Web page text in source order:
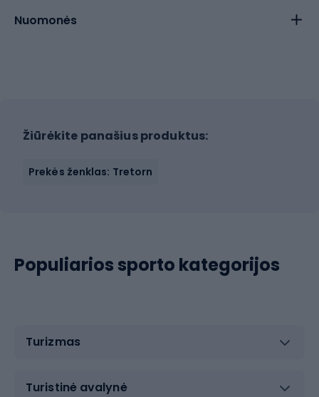
Nuomonės
Žiūrėkite panašius produktus:
Prekės ženklas: Tretorn
Populiarios sporto kategorijos
Turizmas
Turistinė avalynė